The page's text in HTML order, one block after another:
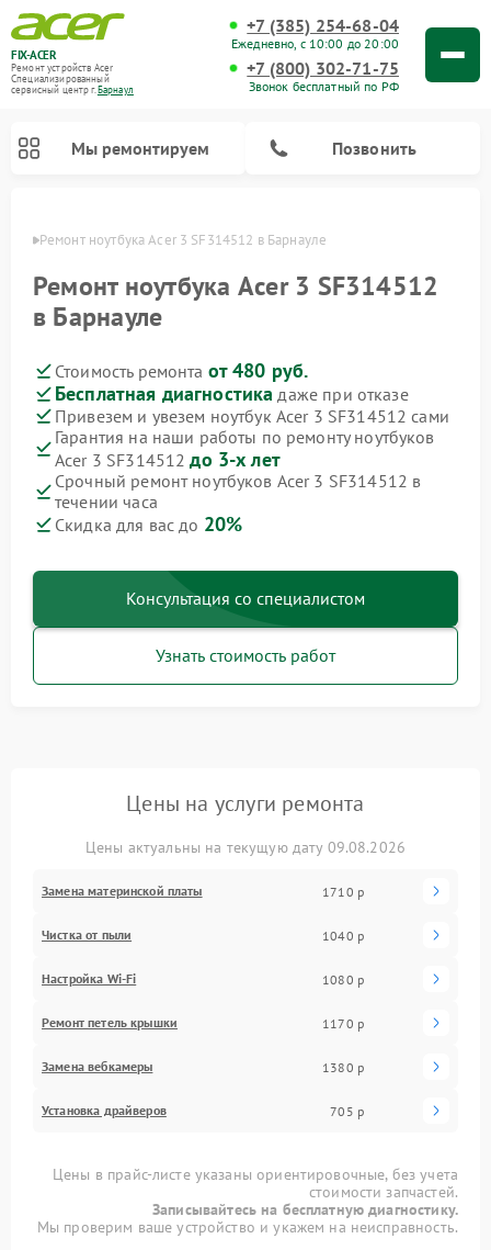
FIX-ACER
Ремонт устройств Acer
Специализированный
cервисный центр г.Барнаул
+7 (385) 254-68-04
Ежедневно, с 10:00 до 20:00
+7 (800) 302-71-75
Звонок бесплатный по РФ
Мы ремонтируем Позвонить
Ремонт ноутбука Acer 3 SF314512 в Барнауле
Ремонт ноутбука Acer 3 SF314512
в Барнауле
Стоимость ремонта от 480 руб.
Бесплатная диагностика даже при отказе
Привезем и увезем ноутбук Acer 3 SF314512 сами
Гарантия на наши работы по ремонту ноутбуков
Acer 3 SF314512до 3-х лет
Срочный ремонт ноутбуков Acer 3 SF314512 в
течении часа
Скидка для вас до 20%
Консультация со специалистом
Узнать стоимость работ
Цены на услуги ремонта
Цены актуальны на текущую дату 09.08.2026
Замена материнской платы 1710 р
Чистка от пыли 1040 р
Настройка Wi-Fi 1080 р
Ремонт петель крышки 1170 р
Замена вебкамеры 1380 р
Установка драйверов 705 р
Цены в прайс-листе указаны ориентировочные, без учета
стоимости запчастей.
Записывайтесь на бесплатную диагностику.
Мы проверим ваше устройство и укажем на неисправность.